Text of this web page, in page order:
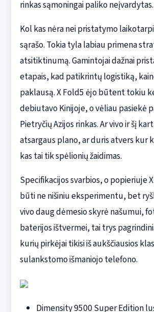
rinkas sąmoningai paliko neįvardytas.
Kol kas nėra nei pristatymo
sąrašo. Tokia tyla labiau primena
atsitiktinumą. Gamintojai dažnai
etapais, kad patikrintų logistiką,
paklausą. X Fold5 ėjo būtent tokiu
debiutavo Kinijoje, o vėliau pasiekė
Pietryčių Azijos rinkas. Ar vivo ir šį
atsargaus plano, ar duris atvers kur
kas tai tik spėlionių žaidimas.
Specifikacijos svarbios, o popieriuje
būti ne nišiniu eksperimentu, bet
vivo daug dėmesio skyrė našumui,
baterijos ištvermei, tai trys
kurių pirkėjai tikisi iš aukščiausios
sulankstomo išmaniojo telefono.
Dimensity 9500 Super Edition